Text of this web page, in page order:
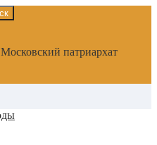
патриархат